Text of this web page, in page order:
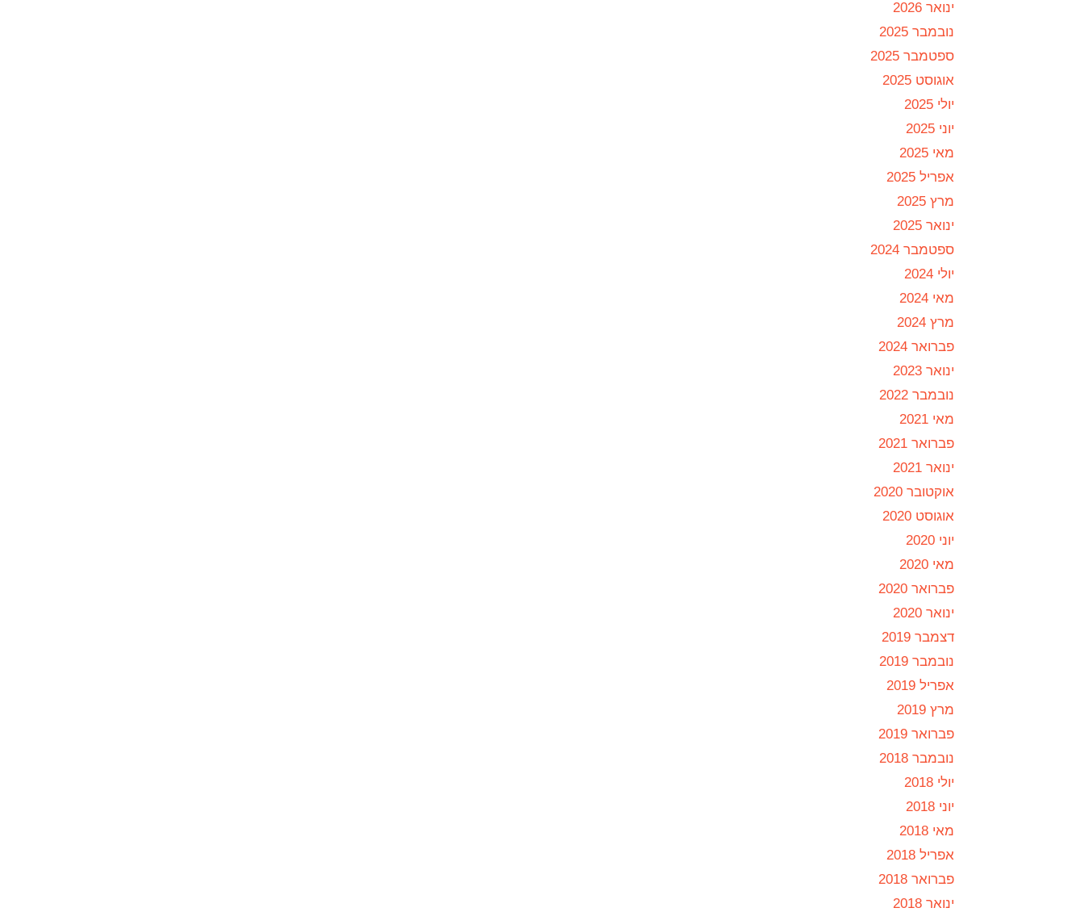
ינואר 2026
נובמבר 2025
ספטמבר 2025
אוגוסט 2025
יולי 2025
יוני 2025
מאי 2025
אפריל 2025
מרץ 2025
ינואר 2025
ספטמבר 2024
יולי 2024
מאי 2024
מרץ 2024
פברואר 2024
ינואר 2023
נובמבר 2022
מאי 2021
פברואר 2021
ינואר 2021
אוקטובר 2020
אוגוסט 2020
יוני 2020
מאי 2020
פברואר 2020
ינואר 2020
דצמבר 2019
נובמבר 2019
אפריל 2019
מרץ 2019
פברואר 2019
נובמבר 2018
יולי 2018
יוני 2018
מאי 2018
אפריל 2018
פברואר 2018
ינואר 2018